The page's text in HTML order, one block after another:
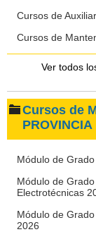
Cursos de
Cursos de
Ver todos
Cursos de
PROVINCIA
Módulo de
Módulo de
Electrotécnicas
Módulo de
2026